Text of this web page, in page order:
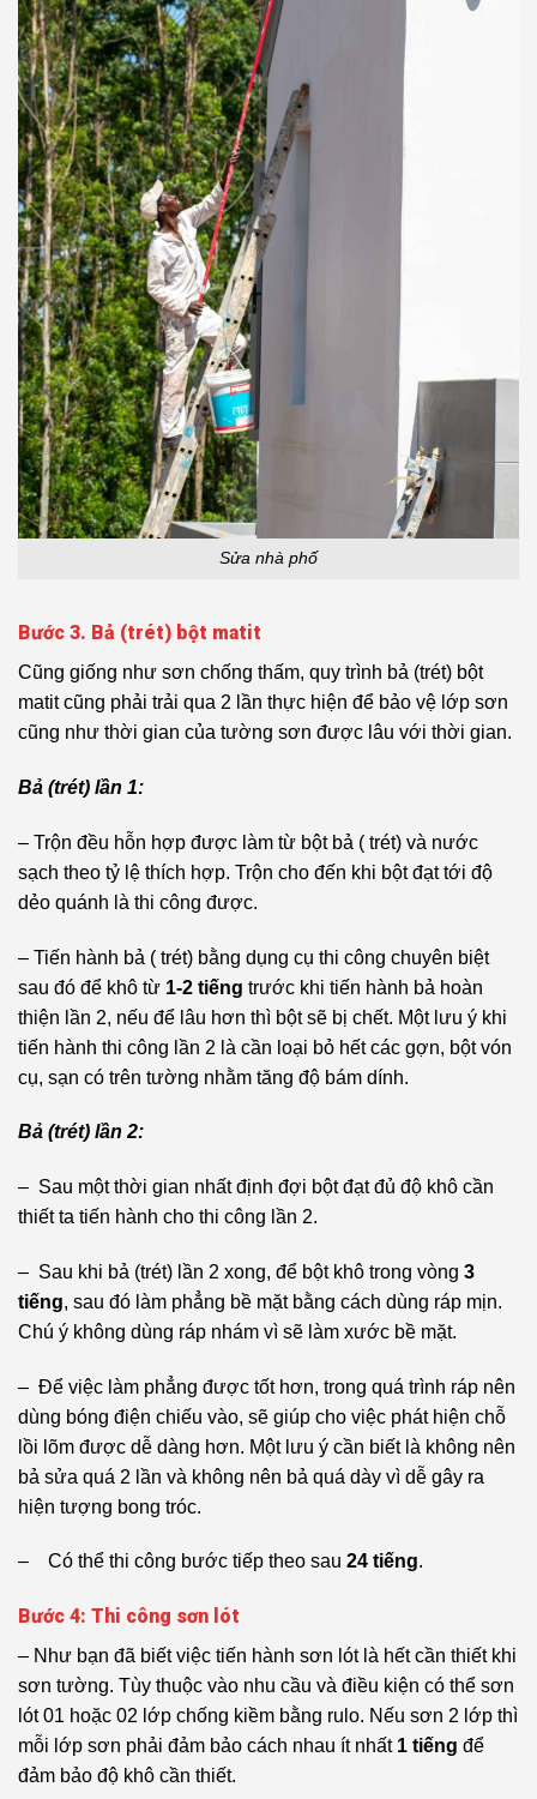
Sửa nhà phố
Bước 3. Bả (trét) bột matit
Cũng giống như sơn chống thấm, quy trình bả (trét) bột
matit cũng phải trải qua 2 lần thực hiện để bảo vệ lớp sơn
cũng như thời gian của tường sơn được lâu với thời gian.
Bả (trét) lần 1:
– Trộn đều hỗn hợp được làm từ bột bả ( trét) và nước
sạch theo tỷ lệ thích hợp. Trộn cho đến khi bột đạt tới độ
dẻo quánh là thi công được.
– Tiến hành bả ( trét) bằng dụng cụ thi công chuyên biệt
sau đó để khô từ 1-2 tiếng trước khi tiến hành bả hoàn
thiện lần 2, nếu để lâu hơn thì bột sẽ bị chết. Một lưu ý khi
tiến hành thi công lần 2 là cần loại bỏ hết các gợn, bột vón
cụ, sạn có trên tường nhằm tăng độ bám dính.
Bả (trét) lần 2:
– Sau một thời gian nhất định đợi bột đạt đủ độ khô cần
thiết ta tiến hành cho thi công lần 2.
– Sau khi bả (trét) lần 2 xong, để bột khô trong vòng 3
tiếng, sau đó làm phẳng bề mặt bằng cách dùng ráp mịn.
Chú ý không dùng ráp nhám vì sẽ làm xước bề mặt.
– Để việc làm phẳng được tốt hơn, trong quá trình ráp nên
dùng bóng điện chiếu vào, sẽ giúp cho việc phát hiện chỗ
lồi lõm được dễ dàng hơn. Một lưu ý cần biết là không nên
bả sửa quá 2 lần và không nên bả quá dày vì dễ gây ra
hiện tượng bong tróc.
– Có thể thi công bước tiếp theo sau 24 tiếng.
Bước 4: Thi công sơn lót
– Như bạn đã biết việc tiến hành sơn lót là hết cần thiết khi
sơn tường. Tùy thuộc vào nhu cầu và điều kiện có thể sơn
lót 01 hoặc 02 lớp chống kiềm bằng rulo. Nếu sơn 2 lớp thì
mỗi lớp sơn phải đảm bảo cách nhau ít nhất 1 tiếng để
đảm bảo độ khô cần thiết.